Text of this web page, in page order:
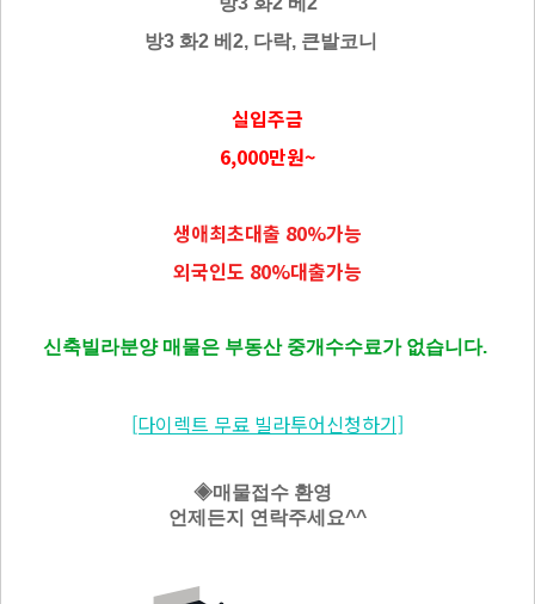
방3 화2 베2, 다락, 큰발코니
실입주금
6,000만원~
생애최초대출 80%가능
외국인도 80%대출가능
신축빌라분양 매물은 부동산 중개수수료가 없습니다.
[다이렉트 무료 빌라투어신청하기]
◈매물접수 환영
언제든지 연락주세요^^